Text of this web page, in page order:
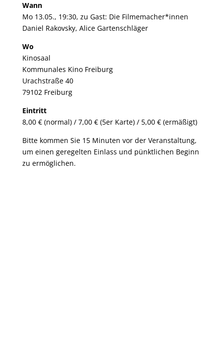
Wann
Mo 13.05., 19:30, zu Gast: Die Filmemacher*innen
Daniel Rakovsky, Alice Gartenschläger
Wo
Kinosaal
Kommunales Kino Freiburg
Urachstraße 40
79102 Freiburg
Eintritt
8,00 € (normal) / 7,00 € (5er Karte) / 5,00 € (ermäßigt)
Bitte kommen Sie 15 Minuten vor der Veranstaltung,
um einen geregelten Einlass und pünktlichen Beginn
zu ermöglichen.